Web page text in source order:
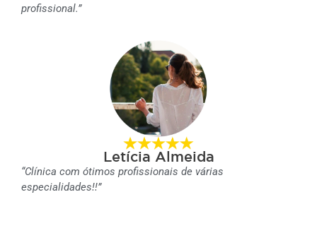
profissional.”
Letícia Almeida
“Clínica com ótimos profissionais de várias
especialidades!!”